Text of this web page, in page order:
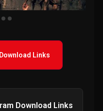
Links
Download Links